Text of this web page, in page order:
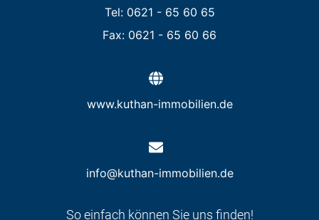
Tel: 0621 - 65 60 65
Fax: 0621 - 65 60 66
www.kuthan-immobilien.de
info@kuthan-immobilien.de
So einfach können Sie uns finden!